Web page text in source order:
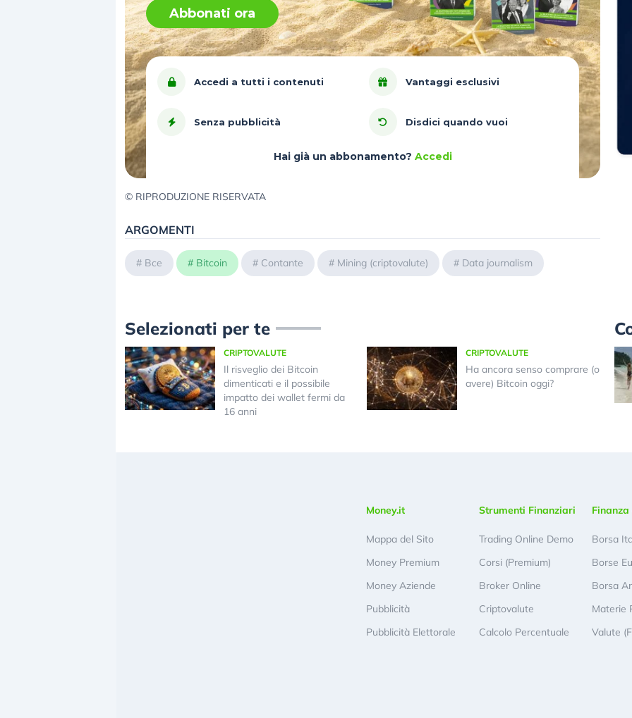
Abbonati ora
Accedi a tutti i contenuti Vantaggi esclusivi
Senza pubblicità Disdici quando vuoi
Hai già un abbonamento? Accedi
© RIPRODUZIONE RISERVATA
ARGOMENTI
# Bce # Bitcoin # Contante # Mining (criptovalute) # Data journalism
Selezionati per te
CRIPTOVALUTE
Il risveglio dei Bitcoin
dimenticati e il possibile
impatto dei wallet fermi da
16 anni
CRIPTOVALUTE
Ha ancora senso comprare (o
avere) Bitcoin oggi?
Money.it
Mappa del Sito
Money Premium
Money Aziende
Pubblicità
Pubblicità Elettorale
Strumenti Finanziari
Trading Online Demo
Corsi (Premium)
Broker Online
Criptovalute
Calcolo Percentuale
Borsa
Borse
Borsa
Materie
Valute